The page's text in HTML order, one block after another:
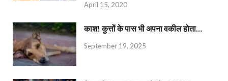
April 15, 2020
काश! कुत्तों के पास भी अपना वकील होता…
September 19, 2025